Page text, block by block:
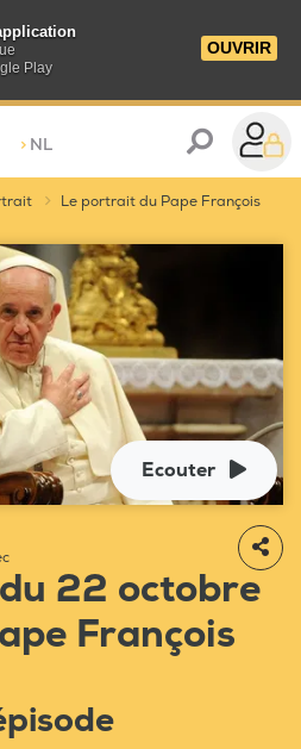
Play
OUVRIR
> NL
Le portrait du Pape François
Ecouter
22 octobre
François